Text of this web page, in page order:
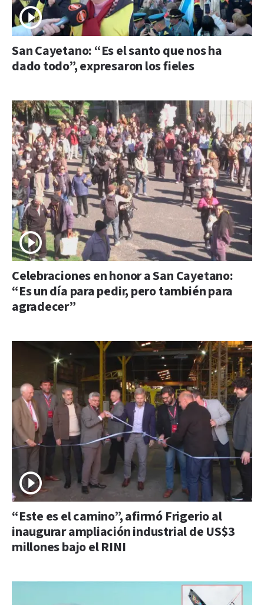
San Cayetano: “Es el santo que nos ha
dado todo”, expresaron los fieles
Celebraciones en honor a San Cayetano:
“Es un día para pedir, pero también para
agradecer”
“Este es el camino”, afirmó Frigerio al
inaugurar ampliación industrial de US$3
millones bajo el RINI